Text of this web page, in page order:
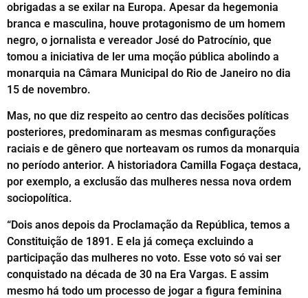
obrigadas a se exilar na Europa. Apesar da hegemonia
branca e masculina, houve protagonismo de um homem
negro, o jornalista e vereador José do Patrocínio, que
tomou a iniciativa de ler uma moção pública abolindo a
monarquia na Câmara Municipal do Rio de Janeiro no dia
15 de novembro.
Mas, no que diz respeito ao centro das decisões políticas
posteriores, predominaram as mesmas configurações
raciais e de gênero que norteavam os rumos da monarquia
no período anterior. A historiadora Camilla Fogaça destaca,
por exemplo, a exclusão das mulheres nessa nova ordem
sociopolítica.
“Dois anos depois da Proclamação da República, temos a
Constituição de 1891. E ela já começa excluindo a
participação das mulheres no voto. Esse voto só vai ser
conquistado na década de 30 na Era Vargas. E assim
mesmo há todo um processo de jogar a figura feminina